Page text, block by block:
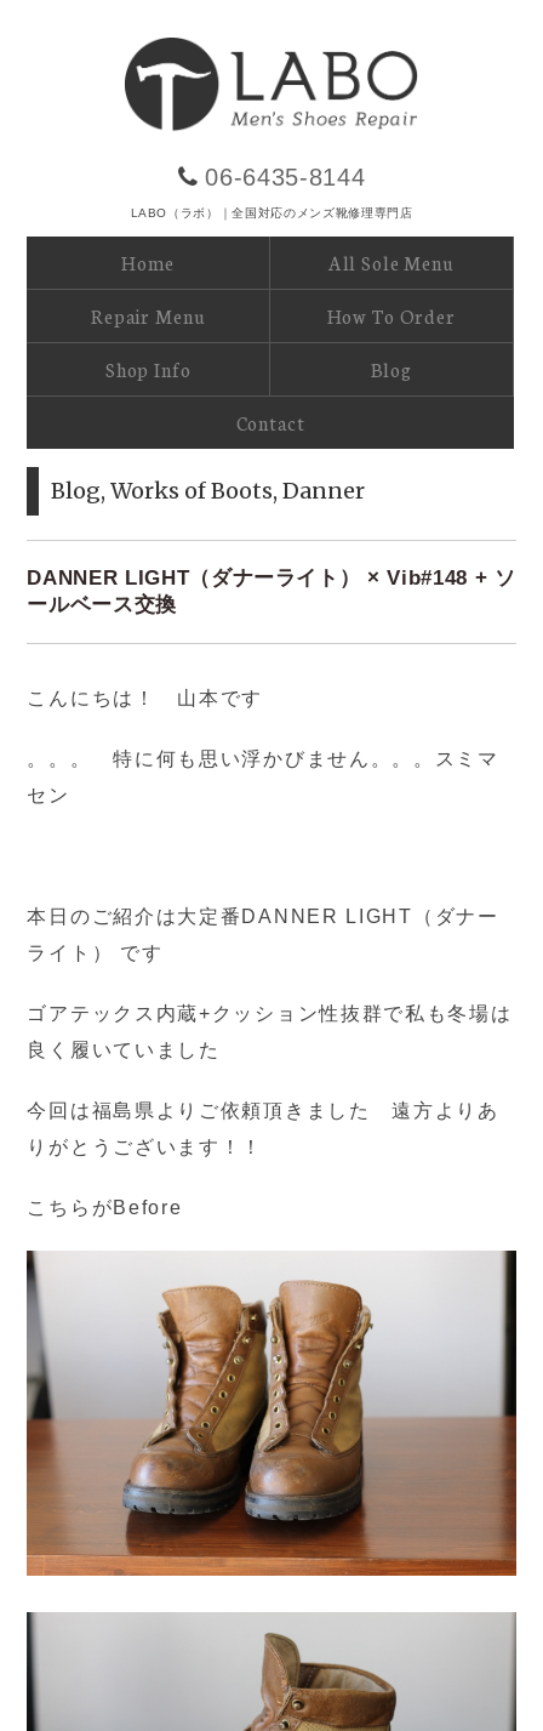
06-6435-8144
LABO（ラボ）｜全国対応のメンズ靴修理専門店
Home All Sole Menu
Repair Menu How To Order
Shop Info Blog
Contact
Blog,Works of Boots,Danner
DANNER LIGHT（ダナーライト） × Vib#148 + ソ
ールベース交換
こんにちは！ 山本です
。。。 特に何も思い浮かびません。。。スミマ
セン
本日のご紹介は大定番DANNER LIGHT（ダナー
ライト） です
ゴアテックス内蔵+クッション性抜群で私も冬場は
良く履いていました
今回は福島県よりご依頼頂きました 遠方よりあ
りがとうございます！！
こちらがBefore